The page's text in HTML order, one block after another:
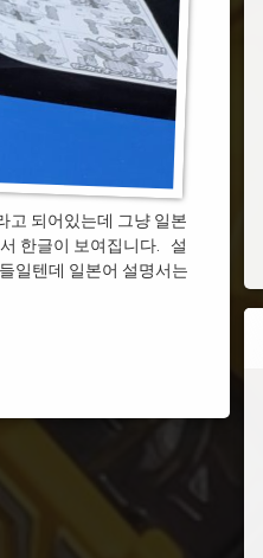
고 되어있는데 그냥 일본
한글이 보여집니다. 설
일텐데 일본어 설명서는